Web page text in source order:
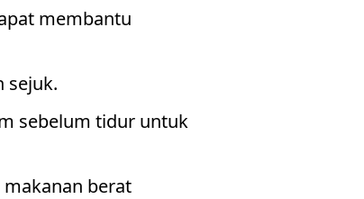
membantu
sejuk.
sebelum tidur untuk
berat